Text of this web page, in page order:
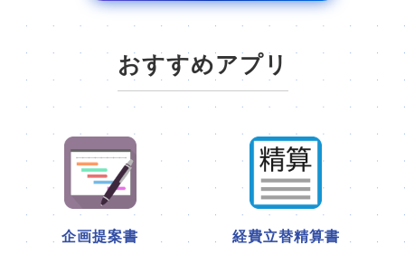
おすすめアプリ
企画提案書 経費立替精算書